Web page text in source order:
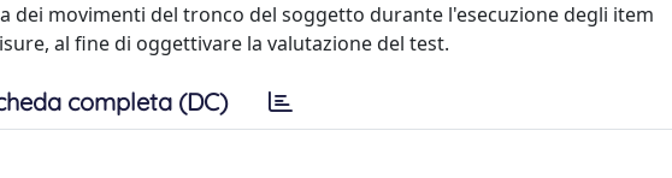
dei movimenti del tronco del soggetto durante l'esecuzione degli item
al fine di oggettivare la valutazione del test.
completa (DC)